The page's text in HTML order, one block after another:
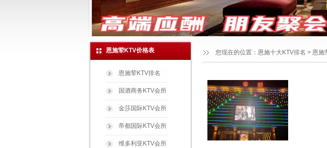
恩施荤KTV价格表
恩施荤KTV排名
国酒商务KTV会所
金莎国际KTV会所
帝都国际KTV会所
维多利亚KTV会所
您现在的位置： 恩施十大KTV排名 > 恩施